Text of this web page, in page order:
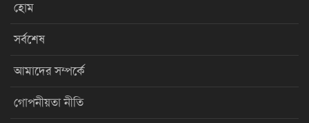
হোম
সর্বশেষ
আমাদের সম্পর্কে
গোপনীয়তা নীতি